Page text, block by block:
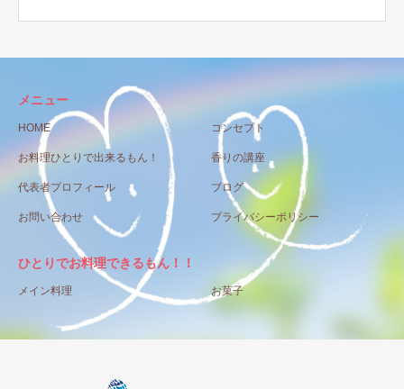
メニュー
HOME コンセプト
お料理ひとりで出来るもん！ 香りの講座
代表者プロフィール ブログ
お問い合わせ プライバシーポリシー
ひとりでお料理できるもん！！
メイン料理 お菓子